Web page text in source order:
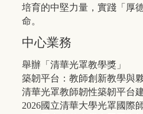
培育的中堅力量，實踐「厚
命。
中心業務
舉辦「清華光罩教學獎」
築韌平台：教師創新教學與
清華光罩教師韌性築韌平台
2026國立清華大學光罩國際